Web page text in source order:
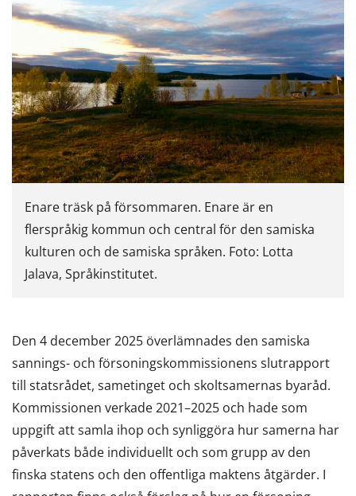
Enare träsk på försommaren. Enare är en
flerspråkig kommun och central för den samiska
kulturen och de samiska språken. Foto: Lotta
Jalava, Språkinstitutet.
Den 4 december 2025 överlämnades den samiska
sannings- och försoningskommissionens slutrapport
till statsrådet, sametinget och skoltsamernas byaråd.
Kommissionen verkade 2021–2025 och hade som
uppgift att samla ihop och synliggöra hur samerna har
påverkats både individuellt och som grupp av den
finska statens och den offentliga maktens åtgärder. I